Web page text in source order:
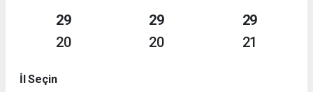
29
20
29
20
29
21
İl Seçin